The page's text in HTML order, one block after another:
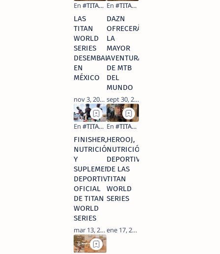
LAS
TITAN
WORLD
SERIES
DESEMBARCAN
EN
MÉXICO
DAZN
OFRECERÁ
LA
MAYOR
AVENTURA
DE MTB
DEL
MUNDO
FINISHER,
NUTRICIÓN
Y
SUPLEMENTACIÓN
DEPORTIVA
OFICIAL
DE TITAN
WORLD
SERIES
HEROOJ,
NUTRICIÓN
DEPORTIVA
DE LAS
TITAN
WORLD
SERIES